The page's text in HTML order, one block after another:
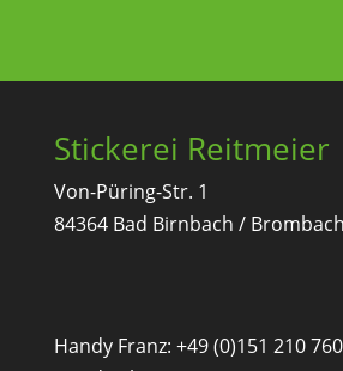
Stickerei Reitmeier
Von-Püring-Str. 1
84364 Bad Birnbach / Brombach
Handy Franz: +49 (0)151 210